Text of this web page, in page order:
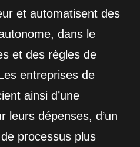
et automatisent des
dans le
et des règles de
entreprises de
ainsi d’une
leurs dépenses, d’un
processus plus